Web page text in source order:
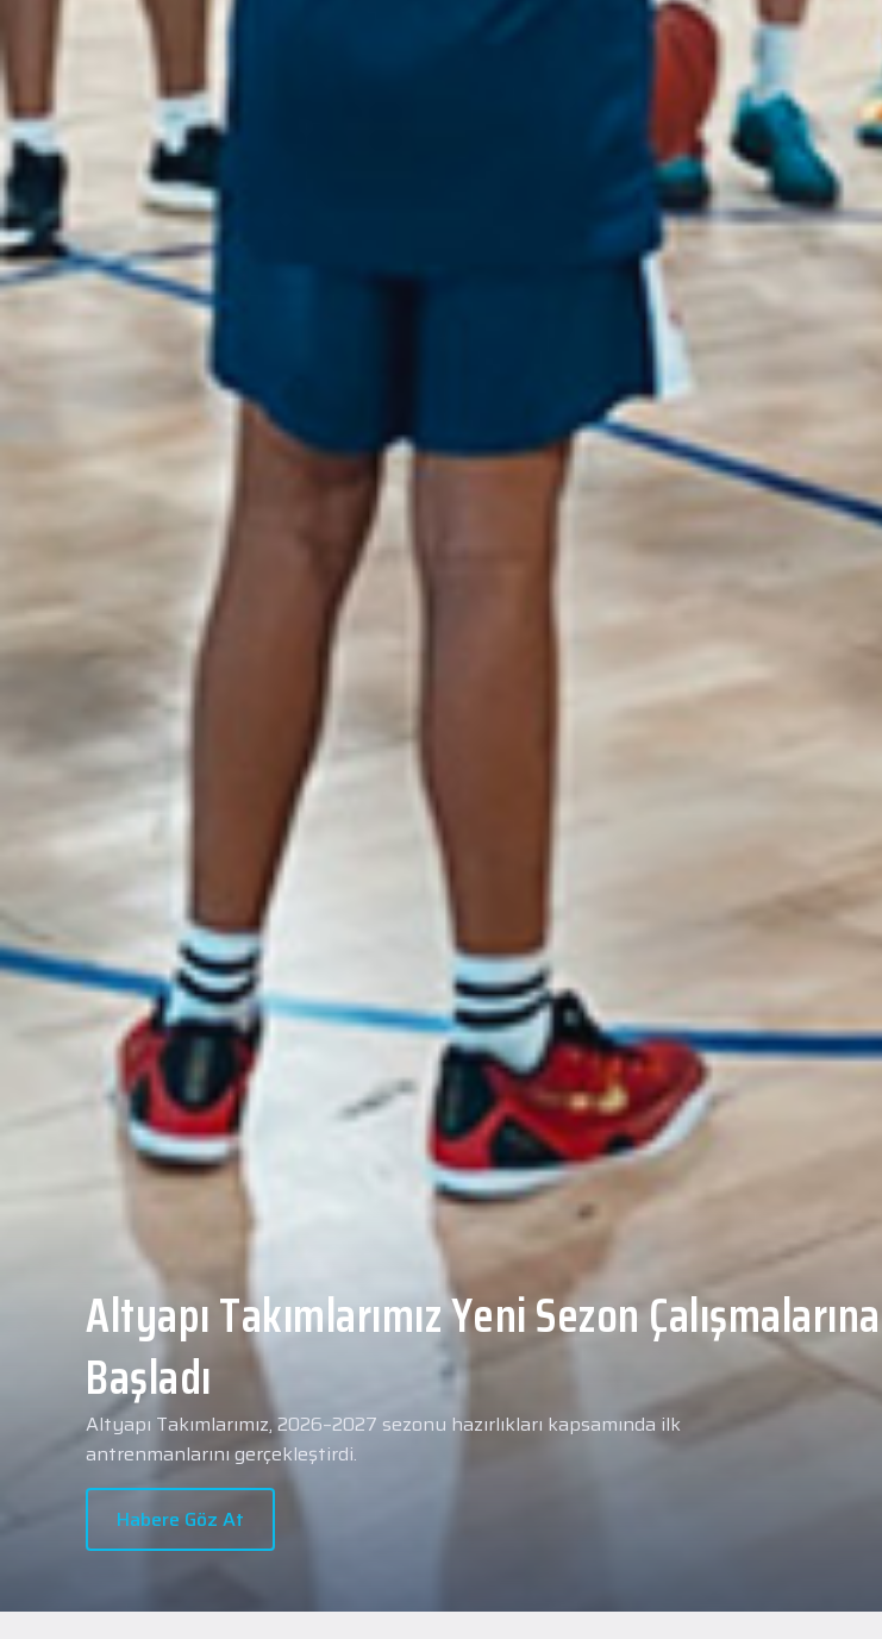
Yeni transferimiz Collin Malcolm, Anadolu Sağlık
Merkezi Hastanesi'nde sağlık kontrolünden
geçti.
2026 - 2027 sezonu öncesindeki transfer çalışmalarımız kapsamında yeni
transferlerimizden Collin Malcolm, bugün partnerimiz Anadolu Sağlık Merkezi
Hastanesi'nde kapsamlı sağlık kontrollerinden geçti.
Habere Göz At